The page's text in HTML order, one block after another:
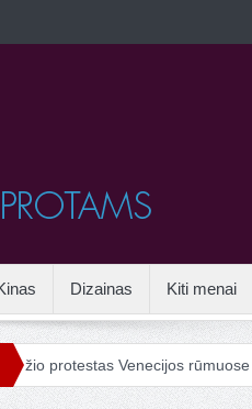
Dizainas Kiti menai
Venecijos rūmuose